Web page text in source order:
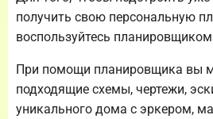
получить свою персональную
воспользуйтесь
При помощи планировщика вы
подходящие схемы, чертежи,
уникального дома с эркером,